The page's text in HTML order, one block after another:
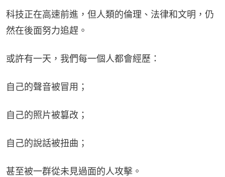
科技正在高速前進，但人類的倫理、法律和文明，仍
然在後面努力追趕。
或許有一天，我們每一個人都會經歷：
自己的聲音被冒用；
自己的照片被篡改；
自己的說話被扭曲；
甚至被一群從未見過面的人攻擊。